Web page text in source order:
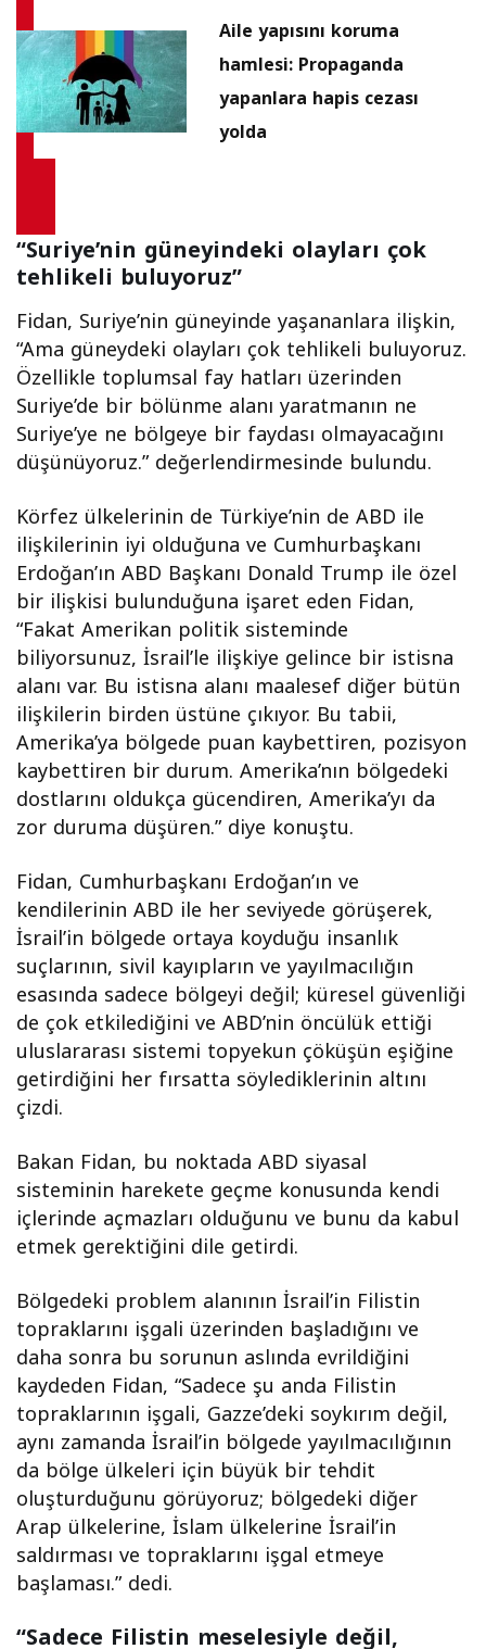
Aile yapısını koruma
hamlesi: Propaganda
yapanlara hapis cezası
yolda
“Suriye’nin güneyindeki olayları çok
tehlikeli buluyoruz”
Fidan, Suriye’nin güneyinde yaşananlara ilişkin,
“Ama güneydeki olayları çok tehlikeli buluyoruz.
Özellikle toplumsal fay hatları üzerinden
Suriye’de bir bölünme alanı yaratmanın ne
Suriye’ye ne bölgeye bir faydası olmayacağını
düşünüyoruz.” değerlendirmesinde bulundu.
Körfez ülkelerinin de Türkiye’nin de ABD ile
ilişkilerinin iyi olduğuna ve Cumhurbaşkanı
Erdoğan’ın ABD Başkanı Donald Trump ile özel
bir ilişkisi bulunduğuna işaret eden Fidan,
“Fakat Amerikan politik sisteminde
biliyorsunuz, İsrail’le ilişkiye gelince bir istisna
alanı var. Bu istisna alanı maalesef diğer bütün
ilişkilerin birden üstüne çıkıyor. Bu tabii,
Amerika’ya bölgede puan kaybettiren, pozisyon
kaybettiren bir durum. Amerika’nın bölgedeki
dostlarını oldukça gücendiren, Amerika’yı da
zor duruma düşüren.” diye konuştu.
Fidan, Cumhurbaşkanı Erdoğan’ın ve
kendilerinin ABD ile her seviyede görüşerek,
İsrail’in bölgede ortaya koyduğu insanlık
suçlarının, sivil kayıpların ve yayılmacılığın
esasında sadece bölgeyi değil; küresel güvenliği
de çok etkilediğini ve ABD’nin öncülük ettiği
uluslararası sistemi topyekun çöküşün eşiğine
getirdiğini her fırsatta söylediklerinin altını
çizdi.
Bakan Fidan, bu noktada ABD siyasal
sisteminin harekete geçme konusunda kendi
içlerinde açmazları olduğunu ve bunu da kabul
etmek gerektiğini dile getirdi.
Bölgedeki problem alanının İsrail’in Filistin
topraklarını işgali üzerinden başladığını ve
daha sonra bu sorunun aslında evrildiğini
kaydeden Fidan, “Sadece şu anda Filistin
topraklarının işgali, Gazze’deki soykırım değil,
aynı zamanda İsrail’in bölgede yayılmacılığının
da bölge ülkeleri için büyük bir tehdit
oluşturduğunu görüyoruz; bölgedeki diğer
Arap ülkelerine, İslam ülkelerine İsrail’in
saldırması ve topraklarını işgal etmeye
başlaması.” dedi.
“Sadece Filistin meselesiyle değil,